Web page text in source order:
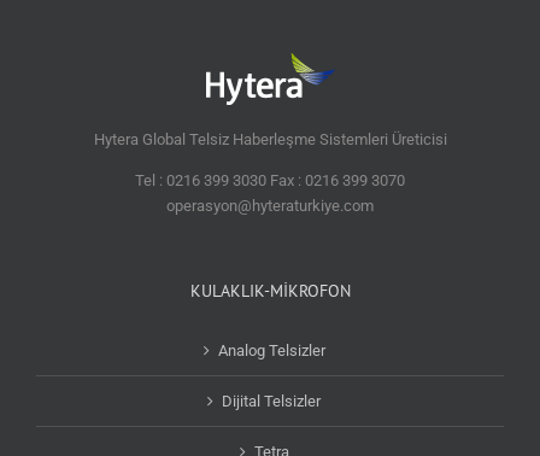
Hytera Global Telsiz Haberleşme Sistemleri Üreticisi
Tel : 0216 399 3030 Fax : 0216 399 3070
operasyon@hyteraturkiye.com
KULAKLIK-MİKROFON
Analog Telsizler
Dijital Telsizler
Tetra